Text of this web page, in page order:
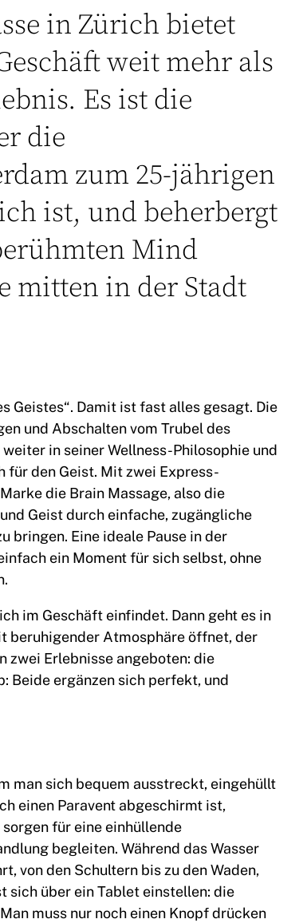
in Zürich bietet
weit mehr als
Es ist die
die
zum 25-jährigen
ist, und beherbergt
Mind
mitten in der Stadt
Geistes“. Damit ist fast alles gesagt. Die
und Abschalten vom Trubel des
in seiner Wellness-Philosophie und
für den Geist. Mit zwei Express-
die Brain Massage, also die
Geist durch einfache, zugängliche
bringen. Eine ideale Pause in der
ein Moment für sich selbst, ohne
im Geschäft einfindet. Dann geht es in
beruhigender Atmosphäre öffnet, der
zwei Erlebnisse angeboten: die
Beide ergänzen sich perfekt, und
man sich bequem ausstreckt, eingehüllt
einen Paravent abgeschirmt ist,
für eine einhüllende
begleiten. Während das Wasser
von den Schultern bis zu den Waden,
sich über ein Tablet einstellen: die
muss nur noch einen Knopf drücken